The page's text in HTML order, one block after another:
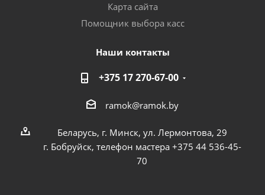
Карта сайта
Помощник выбора касс
Наши контакты
+375 17 270-67-00
ramok@ramok.by
Беларусь, г. Минск, ул. Лермонтова, 29
г. Бобруйск, телефон мастера +375 44 536-45-
70